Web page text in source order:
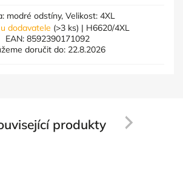
modré odstíny, Velikost: 4XL
dodavatele (>3 ks) | H6620/4XL
EAN: 8592390171092
doručit do: 22.8.2026
produkty Next